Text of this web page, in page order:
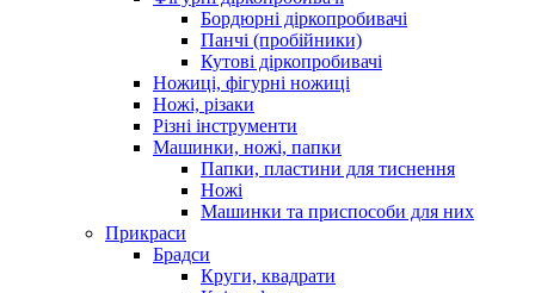
Бордюрні діркопробивачі
Панчі (пробійники)
Кутові діркопробивачі
Ножиці, фігурні ножиці
Ножі, різаки
Різні інструменти
Машинки, ножі, папки
Папки, пластини для тиснення
Ножі
Машинки та приспособи для них
Прикраси
Брадси
Круги, квадрати